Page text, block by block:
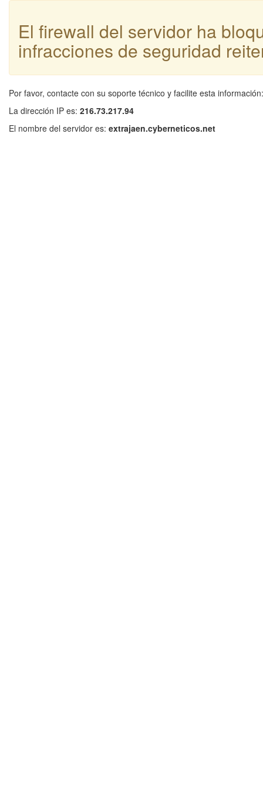
El firewall del servidor ha
infracciones de seguridad
Por favor, contacte con su soporte técnico y facilite esta información:
La dirección IP es: 216.73.217.94
El nombre del servidor es: extrajaen.cyberneticos.net